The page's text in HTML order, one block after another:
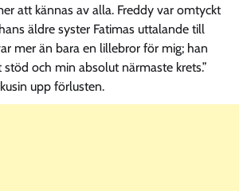
att kännas av alla. Freddy var omtyckt
äldre syster Fatimas uttalande till
mer än bara en lillebror för mig; han
och min absolut närmaste krets.”
upp förlusten.